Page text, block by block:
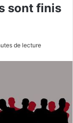
sont finis
de lecture